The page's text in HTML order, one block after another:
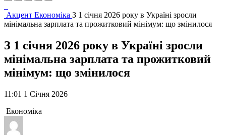
Акцент Економіка З 1 січня 2026 року в Україні зросли
мінімальна зарплата та прожитковий мінімум: що змінилося
З 1 січня 2026 року в Україні зросли
мінімальна зарплата та прожитковий
мінімум: що змінилося
11:01 1 Січня 2026
Економіка